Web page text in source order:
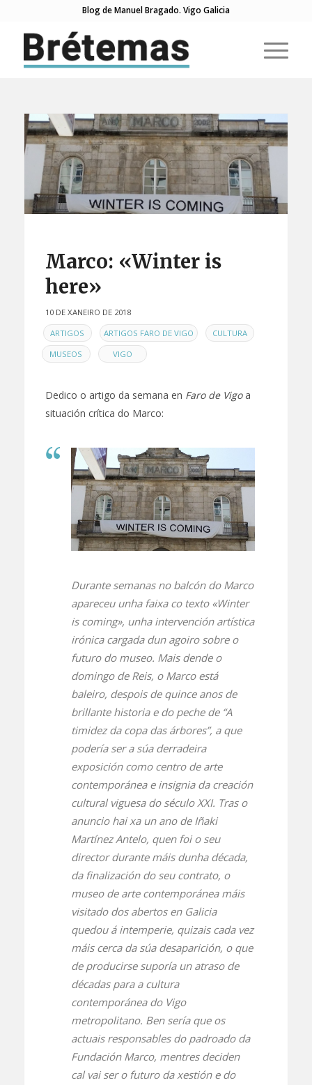
Blog de Manuel Bragado. Vigo Galicia
Marco: «Winter is
here»
10 DE XANEIRO DE 2018
EN ARTIGOS , ARTIGOS FARO DE VIGO , CULTURA ,
MUSEOS , VIGO
Dedico o artigo da semana en Faro de Vigoa
situación crítica do Marco:
Durante semanas no balcón do Marco
apareceu unha faixa co texto «Winter
is coming», unha intervención artística
irónica cargada dun agoiro sobre o
futuro do museo. Mais dende o
domingo de Reis, o Marco está
baleiro, despois de quince anos de
brillante historia e do peche de “A
timidez da copa das árbores”, a que
podería ser a súa derradeira
exposición como centro de arte
contemporánea e insignia da creación
cultural viguesa do século XXI. Tras o
anuncio hai xa un ano de Iñaki
Martínez Antelo, quen foi o seu
director durante máis dunha década,
da finalización do seu contrato, o
museo de arte contemporánea máis
visitado dos abertos en Galicia
quedou á intemperie, quizais cada vez
máis cerca da súa desaparición, o que
de producirse suporía un atraso de
décadas para a cultura
contemporánea do Vigo
metropolitano. Ben sería que os
actuais responsables do padroado da
Fundación Marco, mentres deciden
cal vai ser o futuro da xestión e do